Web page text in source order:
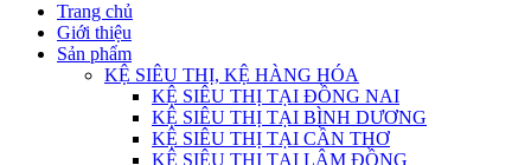
Trang chủ
Giới thiệu
Sản phẩm
KỆ SIÊU THỊ, KỆ HÀNG HÓA
KỆ SIÊU THỊ TẠI ĐỒNG NAI
KỆ SIÊU THỊ TẠI BÌNH DƯƠNG
KỆ SIÊU THỊ TẠI CẦN THƠ
KỆ SIÊU THỊ TẠI LÂM ĐỒNG